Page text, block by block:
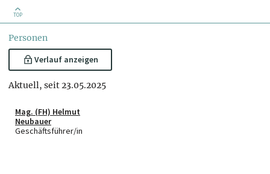
TOP
Personen
Verlauf anzeigen
Aktuell, seit 23.05.2025
Mag. (FH) Helmut
Neubauer
Geschäftsführer/in